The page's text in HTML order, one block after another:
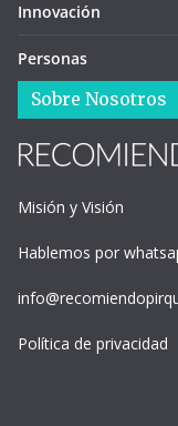
Innovación
Personas
Sobre Nosotros
Misión y Visión
Hablemos por
Política de privacidad